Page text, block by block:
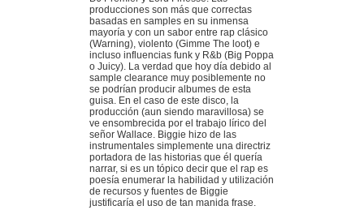
producciones son más que correctas
basadas en samples en su inmensa
mayoría y con un sabor entre rap clásico
(Warning), violento (Gimme The loot) e
incluso influencias funk y R&b (Big Poppa
o Juicy). La verdad que hoy día debido al
sample clearance muy posiblemente no
se podrían producir albumes de esta
guisa. En el caso de este disco, la
producción (aun siendo maravillosa) se
ve ensombrecida por el trabajo lírico del
señor Wallace. Biggie hizo de las
instrumentales simplemente una directriz
portadora de las historias que él quería
narrar, si es un tópico decir que el rap es
poesía enumerar la habilidad y utilización
de recursos y fuentes de Biggie
justificaría el uso de tan manida frase.